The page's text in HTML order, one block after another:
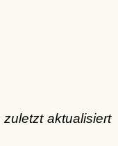
zuletzt aktualisiert